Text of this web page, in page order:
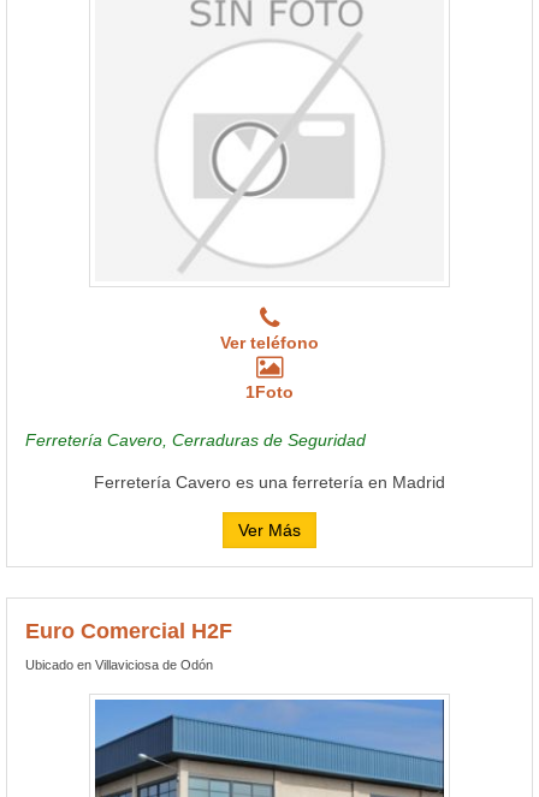
Ver teléfono
1Foto
Ferretería Cavero, Cerraduras de Seguridad
Ferretería Cavero es una ferretería en Madrid
Ver Más
Euro Comercial H2F
Ubicado en Villaviciosa de Odón